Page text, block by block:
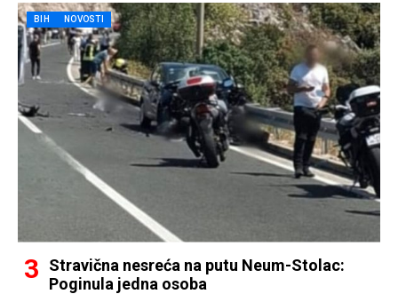
BIH NOVOSTI
Stravična nesreća na putu Neum-Stolac:
Poginula jedna osoba